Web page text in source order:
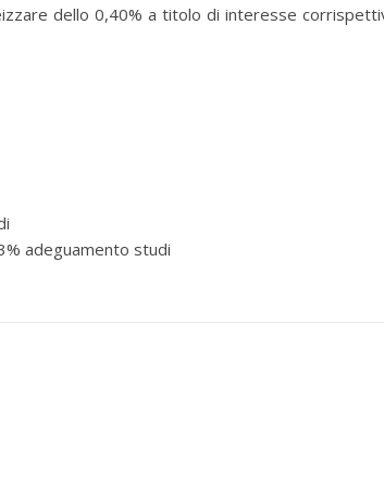
dello 0,40% a titolo di interesse
adeguamento studi